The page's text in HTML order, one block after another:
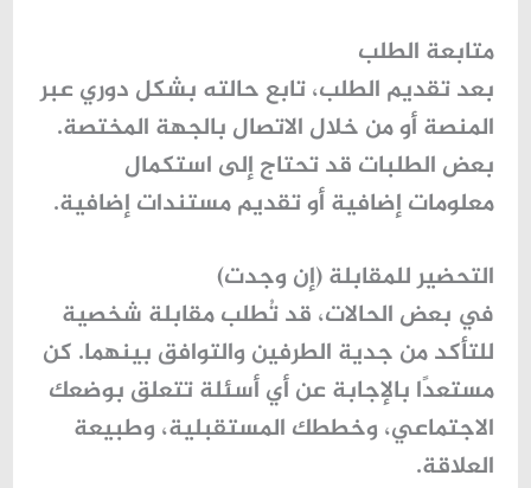
متابعة الطلب
بعد تقديم الطلب، تابع حالته بشكل دوري عبر
المنصة أو من خلال الاتصال بالجهة المختصة.
بعض الطلبات قد تحتاج إلى استكمال
معلومات إضافية أو تقديم مستندات إضافية.
التحضير للمقابلة (إن وجدت)
في بعض الحالات، قد تُطلب مقابلة شخصية
للتأكد من جدية الطرفين والتوافق بينهما. كن
مستعدًا بالإجابة عن أي أسئلة تتعلق بوضعك
الاجتماعي، وخططك المستقبلية، وطبيعة
العلاقة.